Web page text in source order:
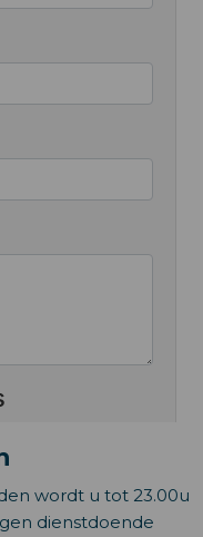
wordt u tot 23.00u
dienstdoende